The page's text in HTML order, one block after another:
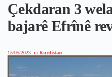
Çekdaran 3
bajarê Efrînê
15/05/2023 in Kurdistan